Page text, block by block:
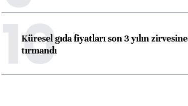
10
Küresel gıda fiyatları son 3 yılın zirvesine
tırmandı